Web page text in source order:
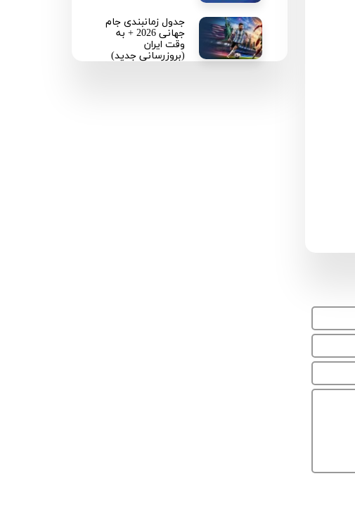
جدول زمانبندی جام
جهانی 2026 + به
وقت ایران
(بروزرسانی جدید)